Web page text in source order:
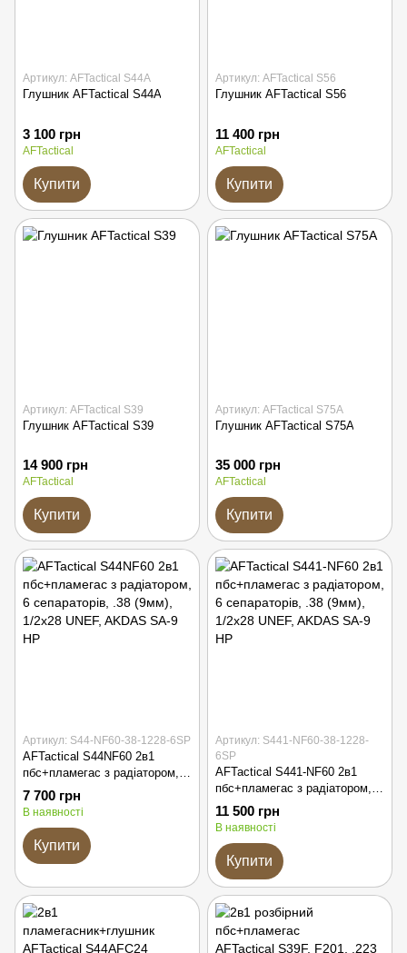
Артикул: AFTactical S44A
Глушник AFTactical S44A
3 100 грн
AFTactical
Купити
Артикул: AFTactical S56
Глушник AFTactical S56
11 400 грн
AFTactical
Купити
Артикул: AFTactical S39
Глушник AFTactical S39
14 900 грн
AFTactical
Купити
Артикул: AFTactical S75A
Глушник AFTactical S75A
35 000 грн
AFTactical
Купити
Артикул: S44-NF60-38-1228-6SP
AFTactical S44NF60 2в1
пбс+пламегас з радіатором, 6
сепараторів, .38 (9мм), 1/2x28
UNEF, AKDAS SA-9 HP
7 700 грн
В наявності
Купити
Артикул: S441-NF60-38-1228-
6SP
AFTactical S441-NF60 2в1
пбс+пламегас з радіатором, 6
сепараторів, .38 (9мм), 1/2x28
UNEF, AKDAS SA-9 HP
11 500 грн
В наявності
Купити